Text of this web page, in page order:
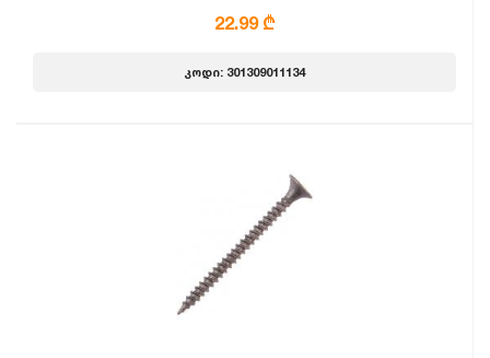
22.99 ₾
კოდი: 301309011134